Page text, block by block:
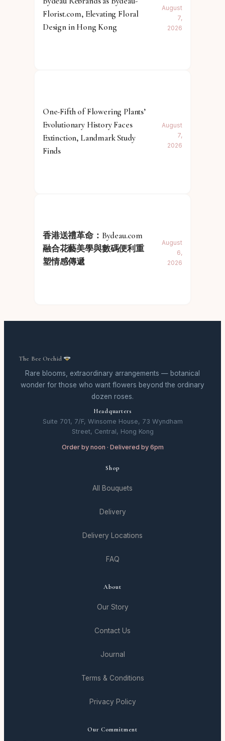
Florist.com, Elevating Floral
Design in Hong Kong
August
7,
2026
One-Fifth of Flowering Plants’
Evolutionary History Faces
Extinction, Landmark Study
Finds
August
7,
2026
香港送禮革命：Bydeau.com
融合花藝美學與數碼便利重
塑情感傳遞
August
6,
2026
The Bee Orchid
Rare blooms, extraordinary arrangements — botanical
wonder for those who want flowers beyond the ordinary
dozen roses.
Headquarters
Suite 701, 7/F, Winsome House, 73 Wyndham
Street, Central, Hong Kong
Order by noon · Delivered by 6pm
Shop
All Bouquets
Delivery
Delivery Locations
FAQ
About
Our Story
Contact Us
Journal
Terms & Conditions
Privacy Policy
Our Commitment